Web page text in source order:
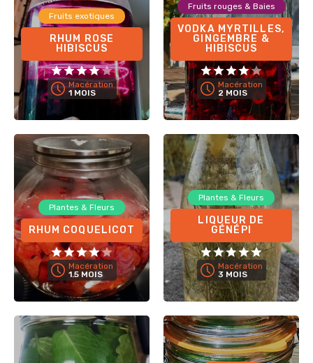
Fruits exotiques
RHUM ROSE
HIBISCUS
Macération
1 MOIS
Fruits rouges & Baies
VODKA MYRTILLES,
GINGEMBRE &
HIBISCUS
Macération
2 MOIS
Plantes & Fleurs
RHUM COQUELICOT
Macération
1.5 MOIS
Plantes & Fleurs
LIQUEUR DE
GÉNÉPI
Macération
3 MOIS